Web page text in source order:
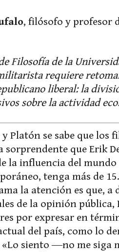
, filósofo y profesor
Filosofía de la
requiere
liberal: la
sobre la actividad
Platón se sabe que los
sorprendente que Erik
la influencia del mundo
tenga más de
la atención es que, a
de la opinión pública,
por expresar en
del país, como lo
«Lo siento ―no me siga